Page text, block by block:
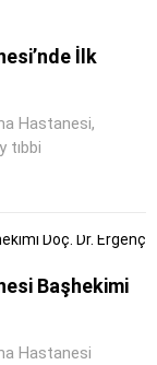
İlk
Hastanesi,
tıbbi
Başhekimi
Hastanesi